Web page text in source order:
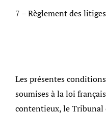
7 – Règlement des litiges
Les présentes
soumises à la loi
contentieux, le Tribunal